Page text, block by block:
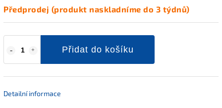
Předprodej (produkt naskladníme do 3 týdnů)
Přidat do košíku
Detailní informace